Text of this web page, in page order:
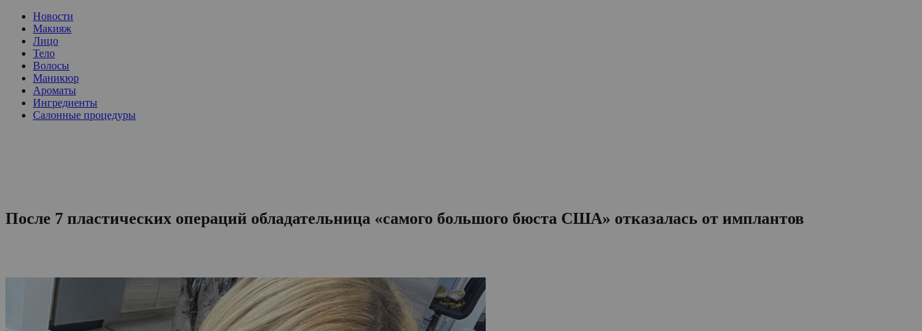
Новости
Макияж
Лицо
Тело
Волосы
Маникюр
Ароматы
Ингредиенты
Салонные процедуры
После 7 пластических операций обладательница «самого большого бюста США» отказалась от имплантов